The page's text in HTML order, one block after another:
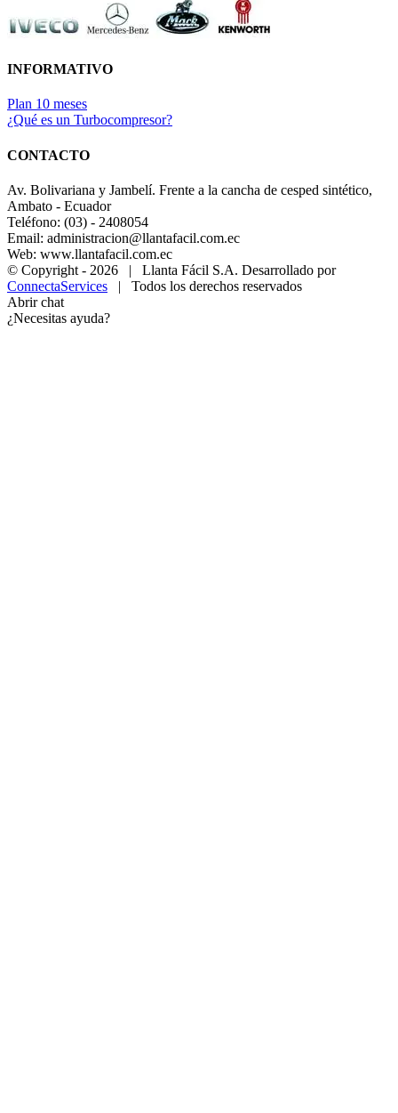
INFORMATIVO
Plan 10 meses
¿Qué es un Turbocompresor?
CONTACTO
Av. Bolivariana y Jambelí. Frente a la cancha de cesped sintético,
Ambato - Ecuador
Teléfono: (03) - 2408054
Email: administracion@llantafacil.com.ec
Web: www.llantafacil.com.ec
© Copyright - 2026 | Llanta Fácil S.A. Desarrollado por
ConnectaServices | Todos los derechos reservados
Abrir chat
¿Necesitas ayuda?